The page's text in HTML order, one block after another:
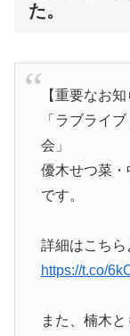
た。
【重要なお知
「ラブライ
会」
優木せつ菜
です。
詳細はこちら
https://t.co/
また、楠木